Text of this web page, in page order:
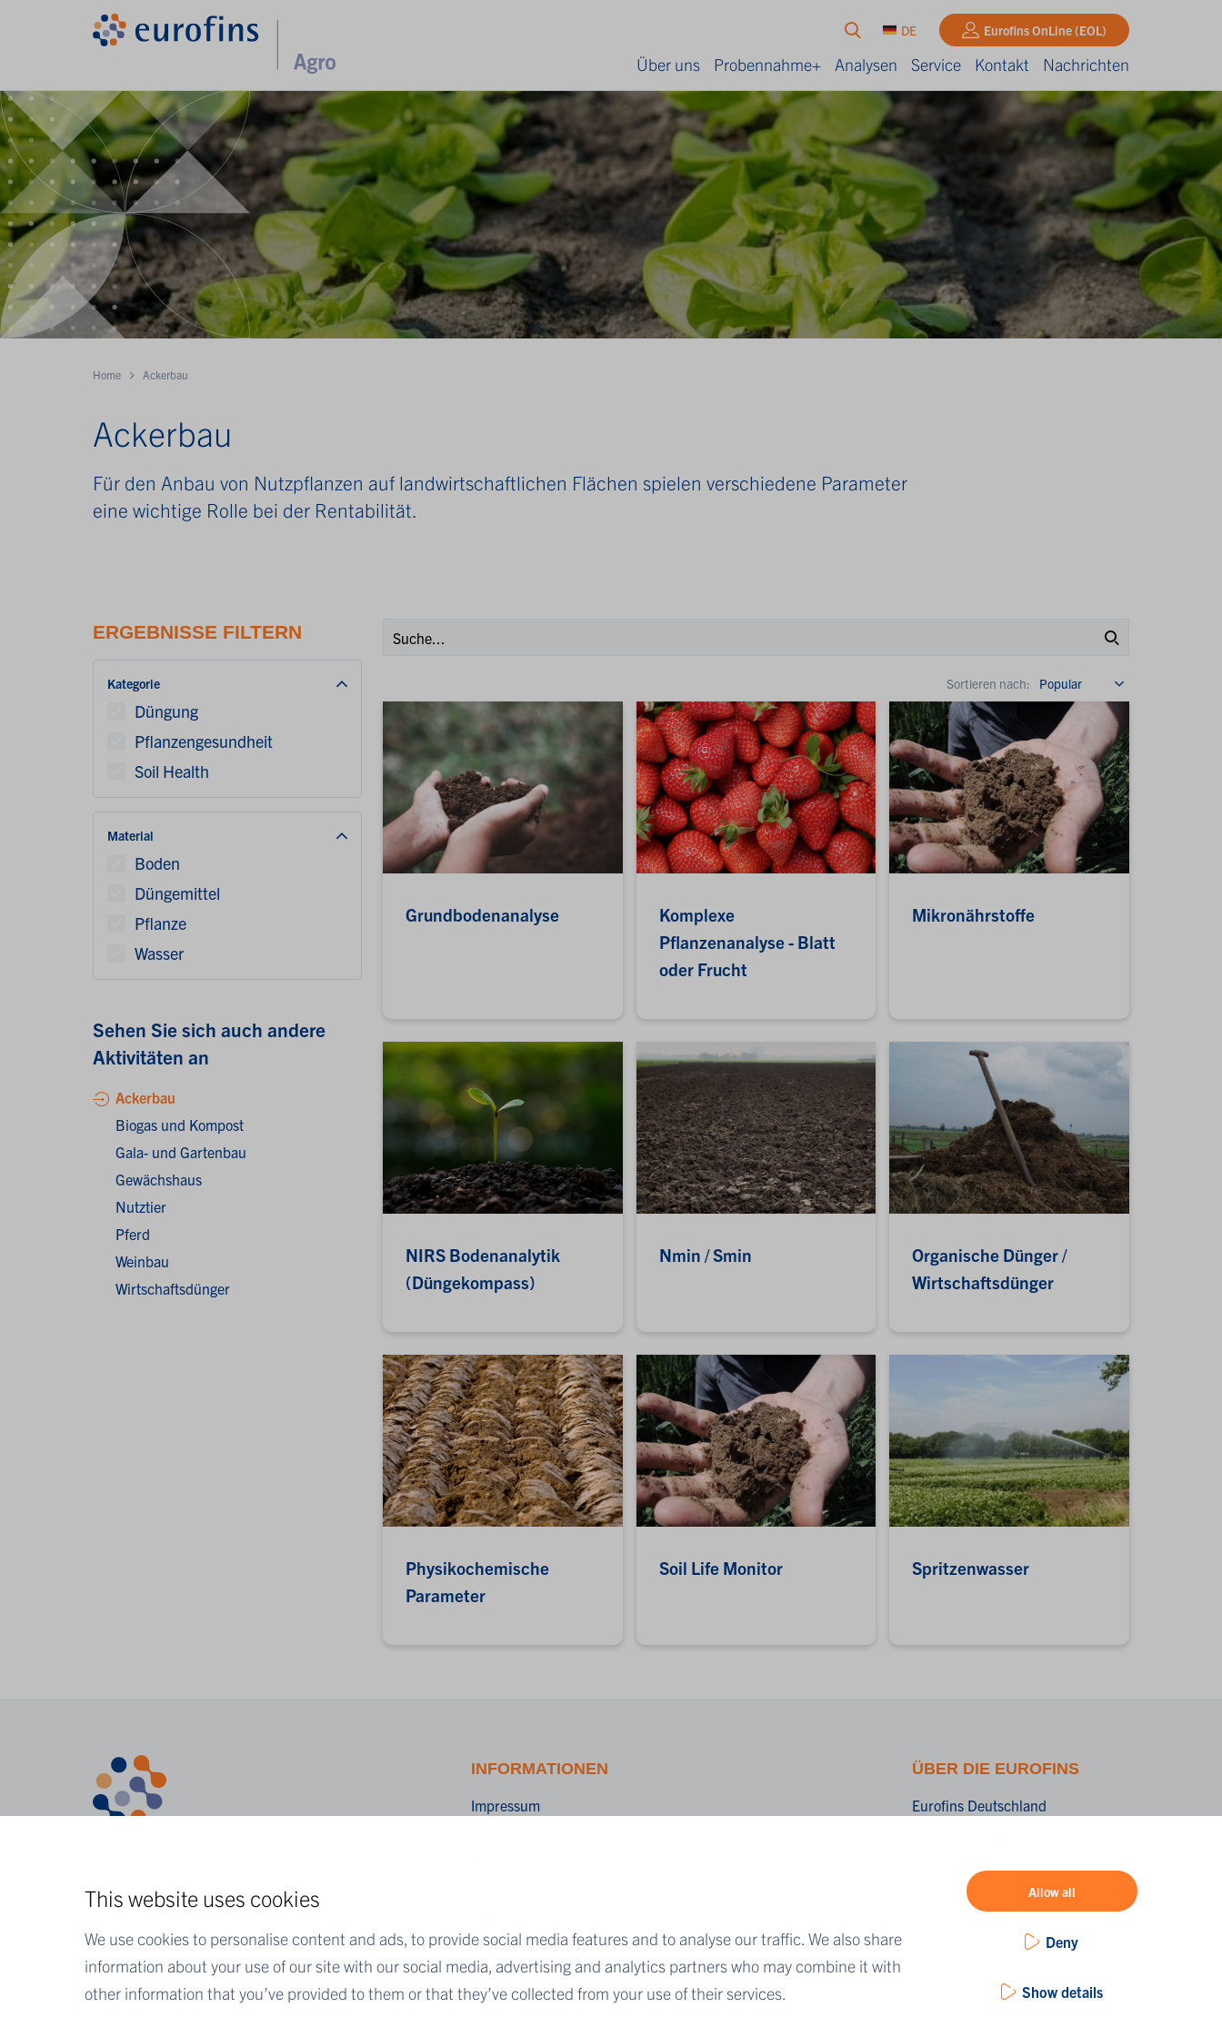
This website uses cookies
We use cookies to personalise content and ads, to provide social media features and to analyse our traffic. We also share
information about your use of our site with our social media, advertising and analytics partners who may combine it with
other information that you’ve provided to them or that they’ve collected from your use of their services.
Allow all
Deny
Show details
DE Eurofins OnLine (EOL)
Über uns Probennahme+ Analysen Service Kontakt Nachrichten
Home Ackerbau
Ackerbau
Für den Anbau von Nutzpflanzen auf landwirtschaftlichen Flächen spielen verschiedene Parameter
eine wichtige Rolle bei der Rentabilität.
ERGEBNISSE FILTERN
Kategorie
Düngung
Pflanzengesundheit
Soil Health
Material
Boden
Düngemittel
Pflanze
Wasser
Sehen Sie sich auch andere
Aktivitäten an
Ackerbau
Biogas und Kompost
Gala- und Gartenbau
Gewächshaus
Nutztier
Pferd
Weinbau
Wirtschaftsdünger
Sortieren nach:
Grundbodenanalyse
Komplexe
Pflanzenanalyse - Blatt
oder Frucht
Mikronährstoffe
NIRS Bodenanalytik
(Düngekompass)
Nmin / Smin
Organische Dünger /
Wirtschaftsdünger
Physikochemische
Parameter
Soil Life Monitor Spritzenwasser
INFORMATIONEN
Impressum
Qualität
ÜBER DIE EUROFINS
Eurofins Deutschland
directory
Eurofins Worldwide map